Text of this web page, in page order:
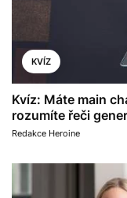
KVÍZ
Kvíz: Máte main
rozumíte řeči
Redakce Heroine